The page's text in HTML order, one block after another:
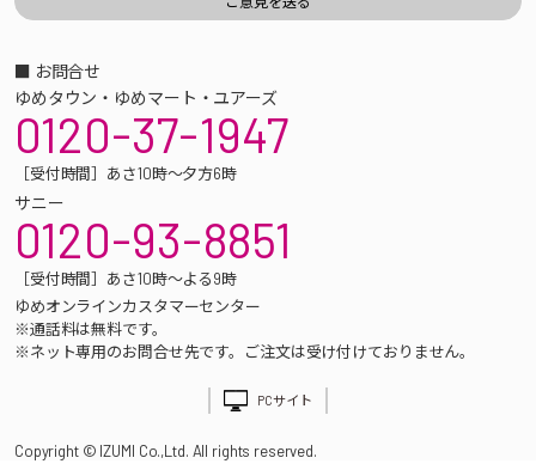
■ お問合せ
ゆめタウン・ゆめマート・ユアーズ
0120-37-1947
［受付時間］あさ10時～夕方6時
サニー
0120-93-8851
［受付時間］あさ10時～よる9時
ゆめオンラインカスタマーセンター
※通話料は無料です。
※ネット専用のお問合せ先です。ご注文は受け付けておりません。
PCサイト
Copyright © IZUMI Co.,Ltd. All rights reserved.